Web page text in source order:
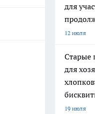
для
12 июля
Старые
для
19 июля